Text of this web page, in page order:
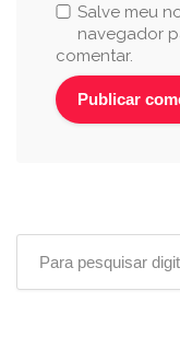
Salve meu
navegador
comentar.